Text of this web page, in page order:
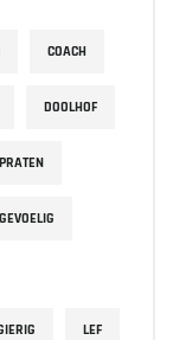
COACH
DOOLHOF
LEF